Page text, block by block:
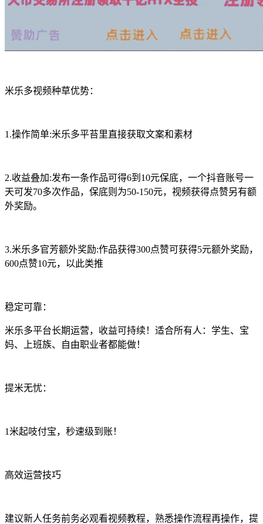
米乐多视频种草优势：
1.操作简单:米乐多平苔里直接获取文案和素材
2.收益叠加:发布一条作品可得6到10元保底，一个抖音账号一
天可发70多次作品，保底则为50-150元，视频获得点赞另有额
外奖励。
3.米乐多官芳额外奖励:作品获得300点赞可获得5元额外奖励，
600点赞10元，以此类推
稳定可靠：
米乐多平台长期运营，收益可持续！适合所有人：学生、宝
妈、上班族、自由职业者都能做！
提米无忧：
1米起吱付宝，秒速级到账！
高效运营技巧
建议新人任务前务必观看视频教程，熟悉操作流程再操作，提